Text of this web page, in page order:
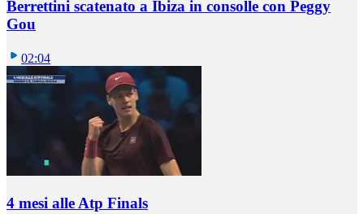
Berrettini scatenato a Ibiza in consolle con Peggy
Gou
02:04
4 mesi alle Atp Finals